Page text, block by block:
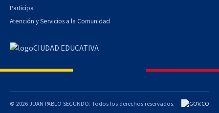
Participa
Atención y Servicios a la Comunidad
© 2026 JUAN PABLO SEGUNDO. Todos los derechos reservados.